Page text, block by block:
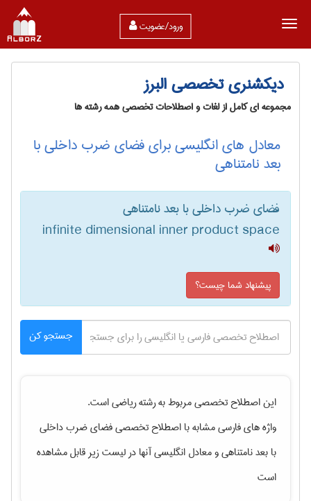
ورود/عضویت
دیکشنری تخصصی البرز
مجموعه ای کامل از لغات و اصطلاحات تخصصی همه رشته ها
معادل های انگلیسی برای فضای ضرب داخلی با
بعد نامتناهی
فضای ضرب داخلی با بعد نامتناهی
infinite dimensional inner product space
پیشنهاد شما چیست؟
جستجو کن
این اصطلاح تخصصی مربوط به رشتهرياضیاست.
واژه های فارسی مشابه با اصطلاح تخصصیفضای ضرب داخلی
با بعد نامتناهیو معادل انگلیسی آنها در لیست زیر قابل مشاهده
است